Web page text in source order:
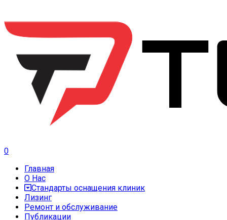
0
Главная
О Нас
Стандарты оснащения клиник
Лизинг
Ремонт и обслуживание
Публикации